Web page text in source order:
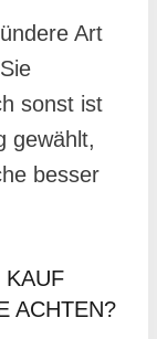
Art
sonst ist
gewählt,
besser
KAUF